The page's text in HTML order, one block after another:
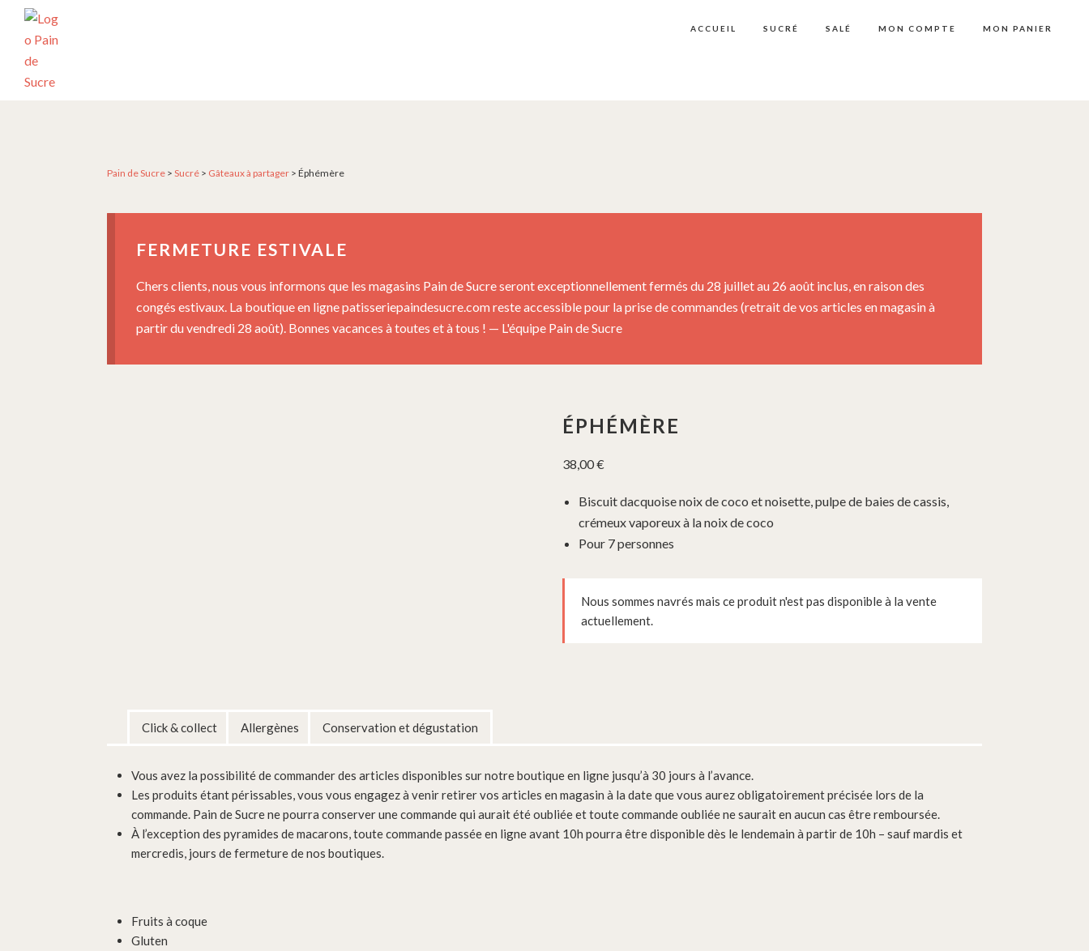
Passer
Passer
Passer
ACCUEIL SUCRÉ SALÉ MON COMPTE MON PANIER
Pain de Sucre > Sucré > Gâteaux à partager > Éphémère
FERMETURE ESTIVALE
Chers clients, nous vous informons que les magasins Pain de Sucre seront exceptionnellement fermés du 28 juillet au 26 août inclus, en raison des
congés estivaux. La boutique en ligne patisseriepaindesucre.com reste accessible pour la prise de commandes (retrait de vos articles en magasin à
partir du vendredi 28 août). Bonnes vacances à toutes et à tous ! — L'équipe Pain de Sucre
ÉPHÉMÈRE
38,00€
Biscuit dacquoise noix de coco et noisette, pulpe de baies de cassis,
crémeux vaporeux à la noix de coco
Pour 7 personnes
Nous sommes navrés mais ce produit n'est pas disponible à la vente
actuellement.
Click & collect Allergènes Conservation et dégustation
Vous avez la possibilité de commander des articles disponibles sur notre boutique en ligne jusqu’à 30 jours à l’avance.
Les produits étant périssables, vous vous engagez à venir retirer vos articles en magasin à la date que vous aurez obligatoirement précisée lors de la
commande. Pain de Sucre ne pourra conserver une commande qui aurait été oubliée et toute commande oubliée ne saurait en aucun cas être remboursée.
À l’exception des pyramides de macarons, toute commande passée en ligne avant 10h pourra être disponible dès le lendemain à partir de 10h – sauf mardis et
mercredis, jours de fermeture de nos boutiques.
Fruits à coque
Gluten